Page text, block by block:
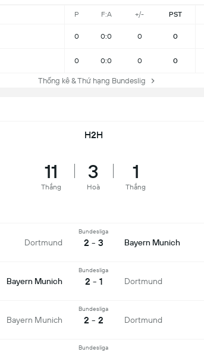
P F:A +/- PST
0 0:0 0 0
0 0:0 0 0
Thống kê & Thứ hạng Bundeslig
H2H
11
Thắng
3
Hoà
1
Thắng
Dortmund
Bundesliga
2 - 3 Bayern Munich
Bayern Munich
Bundesliga
2 - 1 Dortmund
Bayern Munich
Bundesliga
2 - 2 Dortmund
Bundesliga